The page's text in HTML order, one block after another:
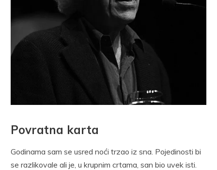
Povratna karta
Godinama sam se usred noći trzao iz sna. Pojedinosti bi
se razlikovale ali je, u krupnim crtama, san bio uvek isti.